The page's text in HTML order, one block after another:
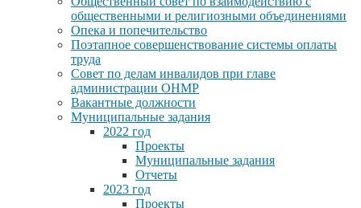
общественными и религиозными объединениями
Опека и попечительство
Поэтапное совершенствование системы оплаты
труда
Совет по делам инвалидов при главе
администрации ОНМР
Вакантные должности
Муниципальные задания
2022 год
Проекты
Муниципальные задания
Отчеты
2023 год
Проекты